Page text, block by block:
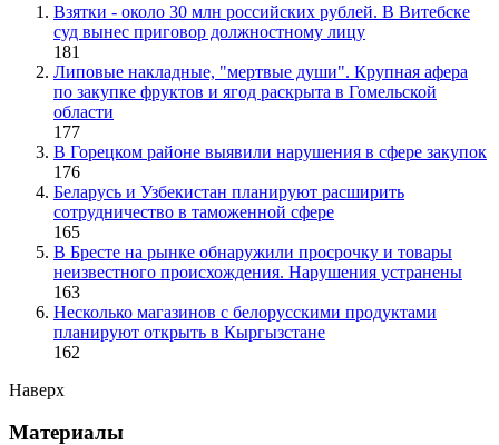
Взятки - около 30 млн российских рублей. В Витебске
суд вынес приговор должностному лицу
181
Липовые накладные, "мертвые души". Крупная афера
по закупке фруктов и ягод раскрыта в Гомельской
области
177
В Горецком районе выявили нарушения в сфере закупок
176
Беларусь и Узбекистан планируют расширить
сотрудничество в таможенной сфере
165
В Бресте на рынке обнаружили просрочку и товары
неизвестного происхождения. Нарушения устранены
163
Несколько магазинов с белорусскими продуктами
планируют открыть в Кыргызстане
162
Наверх
Материалы